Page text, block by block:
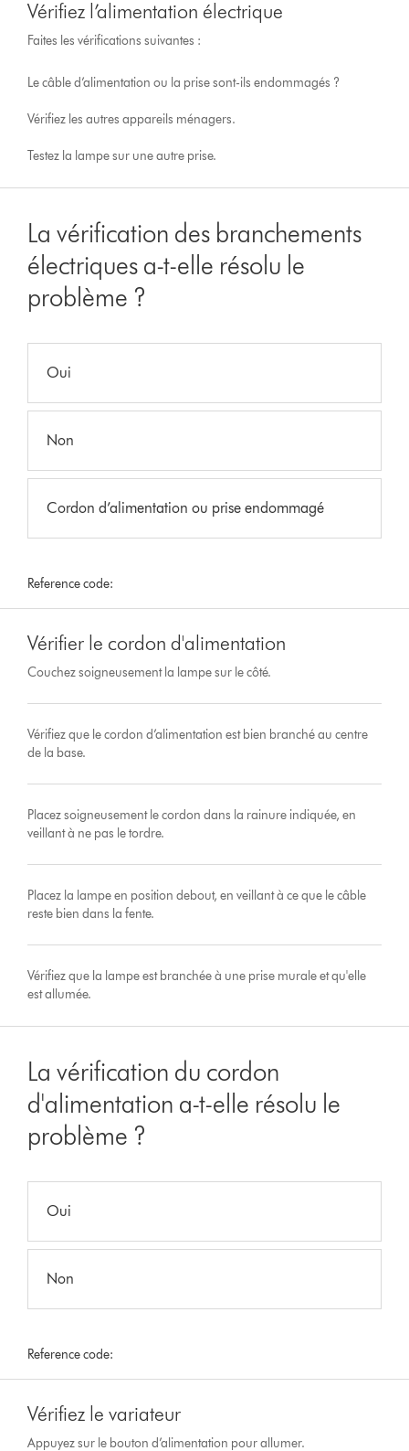
Vérifiez l’alimentation électrique
Faites les vérifications suivantes :
Le câble d’alimentation ou la prise sont-ils endommagés ?
Vérifiez les autres appareils ménagers.
Testez la lampe sur une autre prise.
La vérification des branchements
électriques a-t-elle résolu le
problème ?
Oui
Non
Cordon d’alimentation ou prise endommagé
Reference code:
Vérifier le cordon d'alimentation
Couchez soigneusement la lampe sur le côté.
Vérifiez que le cordon d’alimentation est bien branché au centre
de la base.
Placez soigneusement le cordon dans la rainure indiquée, en
veillant à ne pas le tordre.
Placez la lampe en position debout, en veillant à ce que le câble
reste bien dans la fente.
Vérifiez que la lampe est branchée à une prise murale et qu'elle
est allumée.
La vérification du cordon
d'alimentation a-t-elle résolu le
problème ?
Oui
Non
Reference code:
Vérifiez le variateur
Appuyez sur le bouton d’alimentation pour allumer.